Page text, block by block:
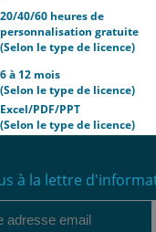
20/40/60 heures de
personnalisation gratuite
(Selon le type de licence)
6 à 12 mois
(Selon le type de licence)
Excel/PDF/PPT
(Selon le type de licence)
à la lettre